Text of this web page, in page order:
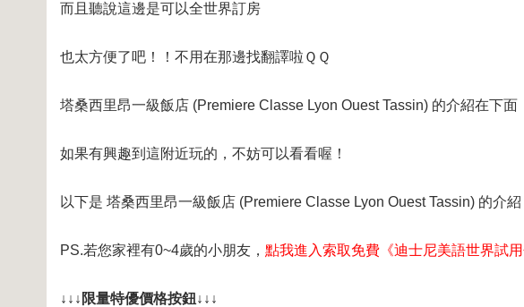
而且聽說這邊是可以全世界訂房
也太方便了吧！！不用在那邊找翻譯啦ＱＱ
塔桑西里昂一級飯店 (Premiere Classe Lyon Ouest Tassin) 的介紹在下面
如果有興趣到這附近玩的，不妨可以看看喔！
以下是 塔桑西里昂一級飯店 (Premiere Classe Lyon Ouest Tassin) 的介
PS.若您家裡有0~4歲的小朋友， 點我進入索取免費《迪士尼美語世界試用
↓↓↓限量特優價格按鈕↓↓↓